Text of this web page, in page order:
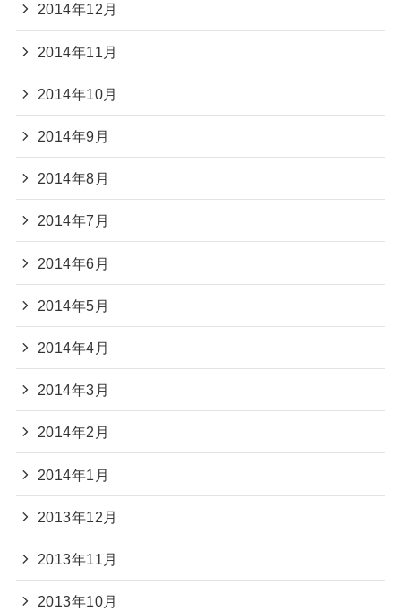
2014年12月
2014年11月
2014年10月
2014年9月
2014年8月
2014年7月
2014年6月
2014年5月
2014年4月
2014年3月
2014年2月
2014年1月
2013年12月
2013年11月
2013年10月